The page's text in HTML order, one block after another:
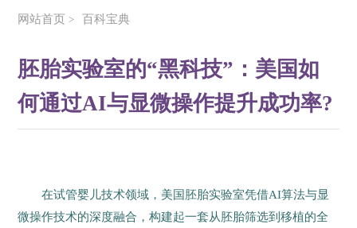
网站首页 > 百科宝典
胚胎实验室的“黑科技”：美国如
何通过AI与显微操作提升成功率?
在试管婴儿技术领域，美国胚胎实验室凭借AI算法与显
微操作技术的深度融合，构建起一套从胚胎筛选到移植的全